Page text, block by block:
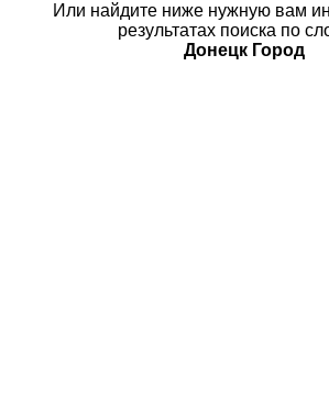
Или найдите ниже нужную вам
результатах поиска по
Донецк Город